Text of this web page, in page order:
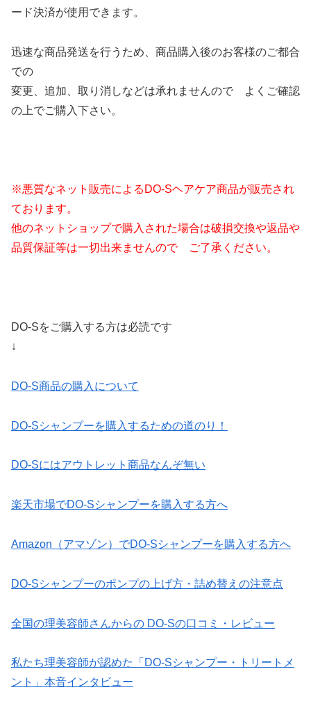
ード決済が使用できます。
迅速な商品発送を行うため、商品購入後のお客様のご都合
での
変更、追加、取り消しなどは承れませんので よくご確認
の上でご購入下さい。
※悪質なネット販売によるDO-Sヘアケア商品が販売され
ております。
他のネットショップで購入された場合は破損交換や返品や
品質保証等は一切出来ませんので ご了承ください。
DO-Sをご購入する方は必読です
↓
DO-S商品の購入について
DO-Sシャンプーを購入するための道のり！
DO-Sにはアウトレット商品なんぞ無い
楽天市場でDO-Sシャンプーを購入する方へ
Amazon（アマゾン）でDO-Sシャンプーを購入する方へ
DO-Sシャンプーのポンプの上げ方・詰め替えの注意点
全国の理美容師さんからの DO-Sの口コミ・レビュー
私たち理美容師が認めた「DO-Sシャンプー・トリートメ
ント」本音インタビュー